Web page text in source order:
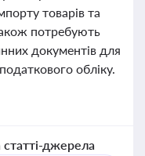
товарів та
потребують
документів для
обліку.
джерела